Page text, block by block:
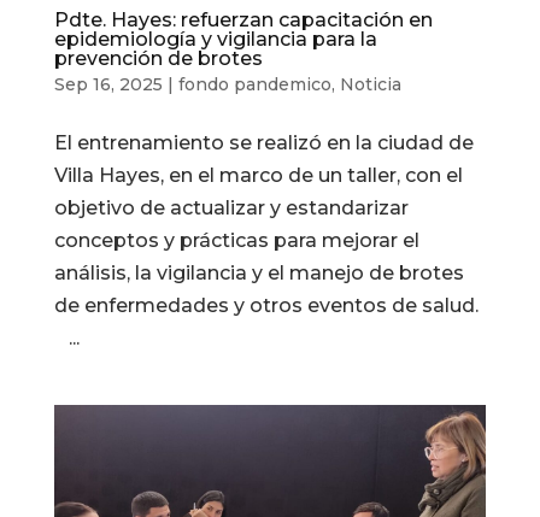
Pdte. Hayes: refuerzan capacitación en
epidemiología y vigilancia para la
prevención de brotes
Sep 16, 2025 | fondo pandemico, Noticia
El entrenamiento se realizó en la ciudad de
Villa Hayes, en el marco de un taller, con el
objetivo de actualizar y estandarizar
conceptos y prácticas para mejorar el
análisis, la vigilancia y el manejo de brotes
de enfermedades y otros eventos de salud.
...